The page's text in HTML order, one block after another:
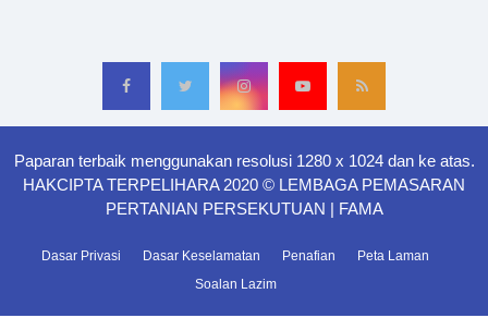
Paparan terbaik menggunakan resolusi 1280 x 1024 dan ke atas.
HAKCIPTA TERPELIHARA 2020 © LEMBAGA PEMASARAN
PERTANIAN PERSEKUTUAN | FAMA
Dasar Privasi Dasar Keselamatan Penafian
Peta Laman
Soalan Lazim